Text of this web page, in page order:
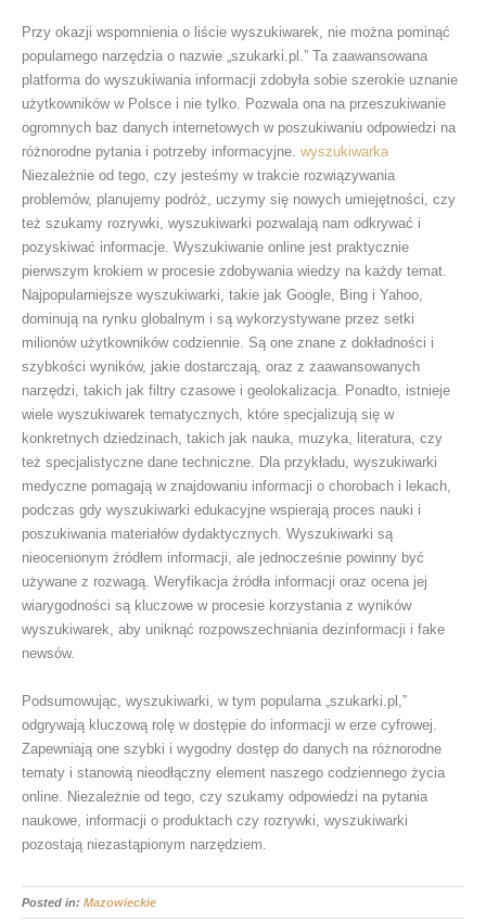
Przy okazji wspomnienia o liście wyszukiwarek, nie można pominąć
popularnego narzędzia o nazwie „szukarki.pl.” Ta zaawansowana
platforma do wyszukiwania informacji zdobyła sobie szerokie uznanie
użytkowników w Polsce i nie tylko. Pozwala ona na przeszukiwanie
ogromnych baz danych internetowych w poszukiwaniu odpowiedzi na
różnorodne pytania i potrzeby informacyjne. wyszukiwarka
Niezależnie od tego, czy jesteśmy w trakcie rozwiązywania
problemów, planujemy podróż, uczymy się nowych umiejętności, czy
też szukamy rozrywki, wyszukiwarki pozwalają nam odkrywać i
pozyskiwać informacje. Wyszukiwanie online jest praktycznie
pierwszym krokiem w procesie zdobywania wiedzy na każdy temat.
Najpopularniejsze wyszukiwarki, takie jak Google, Bing i Yahoo,
dominują na rynku globalnym i są wykorzystywane przez setki
milionów użytkowników codziennie. Są one znane z dokładności i
szybkości wyników, jakie dostarczają, oraz z zaawansowanych
narzędzi, takich jak filtry czasowe i geolokalizacja. Ponadto, istnieje
wiele wyszukiwarek tematycznych, które specjalizują się w
konkretnych dziedzinach, takich jak nauka, muzyka, literatura, czy
też specjalistyczne dane techniczne. Dla przykładu, wyszukiwarki
medyczne pomagają w znajdowaniu informacji o chorobach i lekach,
podczas gdy wyszukiwarki edukacyjne wspierają proces nauki i
poszukiwania materiałów dydaktycznych. Wyszukiwarki są
nieocenionym źródłem informacji, ale jednocześnie powinny być
używane z rozwagą. Weryfikacja źródła informacji oraz ocena jej
wiarygodności są kluczowe w procesie korzystania z wyników
wyszukiwarek, aby uniknąć rozpowszechniania dezinformacji i fake
newsów.
Podsumowując, wyszukiwarki, w tym popularna „szukarki.pl,”
odgrywają kluczową rolę w dostępie do informacji w erze cyfrowej.
Zapewniają one szybki i wygodny dostęp do danych na różnorodne
tematy i stanowią nieodłączny element naszego codziennego życia
online. Niezależnie od tego, czy szukamy odpowiedzi na pytania
naukowe, informacji o produktach czy rozrywki, wyszukiwarki
pozostają niezastąpionym narzędziem.
Posted in: Mazowieckie